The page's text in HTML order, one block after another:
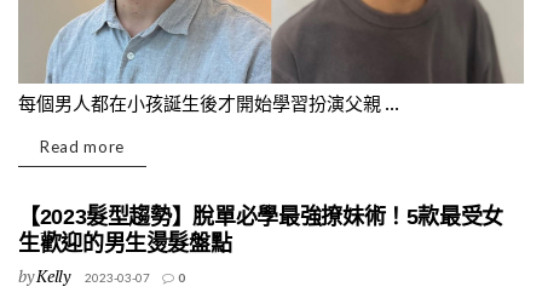
每個男人都在小孩誕生後才開始學習扮演父親 ...
Read more
【2023髮型趨勢】脫單必學最強撩妹術！5款最受女
生歡迎的男生燙髮盤點
byKelly 2023-03-07 0